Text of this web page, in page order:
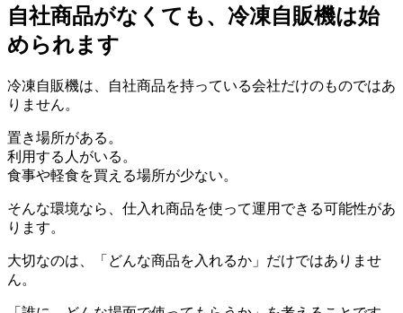
自社商品がなくても、冷凍自販機は始
められます
冷凍自販機は、自社商品を持っている会社だけのものではあ
りません。
置き場所がある。
利用する人がいる。
食事や軽食を買える場所が少ない。
そんな環境なら、仕入れ商品を使って運用できる可能性があ
ります。
大切なのは、「どんな商品を入れるか」だけではありませ
ん。